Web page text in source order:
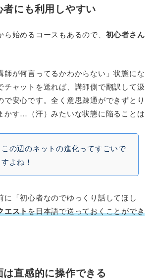
にも利用しやすい
始めるコースもあるので、 初心者さん
師が何言ってるかわからない」状態にな
チャットを送れば、講師側で翻訳して汲
で安心です。全く意思疎通ができずとり
かす…（汗）みたいな状態に陥ることは
この辺のネットの進化ってすごいで
すよね！
に「初心者なのでゆっくり話してほし
エストを日本語で送っておくことができ
は直感的に操作できる